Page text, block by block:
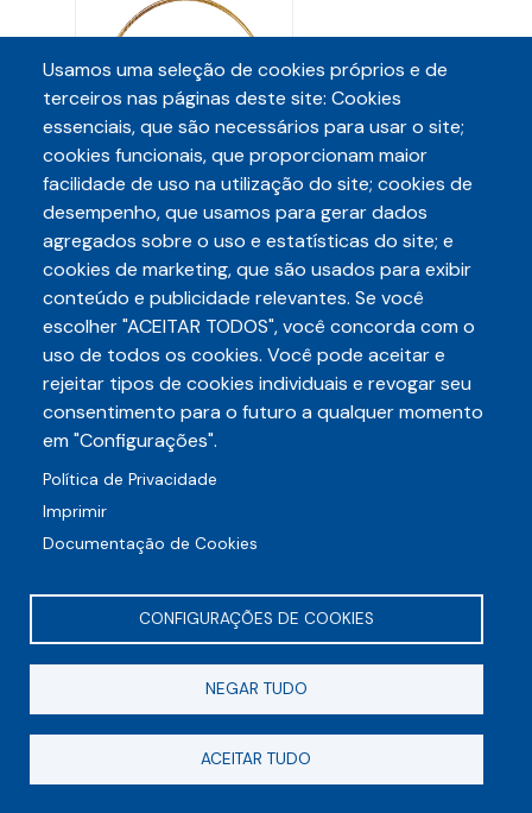
Nany Cavalcanti -
Studio de Estética
Espaço Holistt - Um
espaço de saúde,
beleza e juventude
Usamos uma seleção de cookies próprios e de
terceiros nas páginas deste site: Cookies
essenciais, que são necessários para usar o site;
cookies funcionais, que proporcionam maior
facilidade de uso na utilização do site; cookies de
desempenho, que usamos para gerar dados
agregados sobre o uso e estatísticas do site; e
cookies de marketing, que são usados para exibir
conteúdo e publicidade relevantes. Se você
escolher "ACEITAR TODOS", você concorda com o
uso de todos os cookies. Você pode aceitar e
rejeitar tipos de cookies individuais e revogar seu
consentimento para o futuro a qualquer momento
em "Configurações".
Política de Privacidade
Imprimir
Documentação de Cookies
CONFIGURAÇÕES DE COOKIES
NEGAR TUDO
ACEITAR TUDO